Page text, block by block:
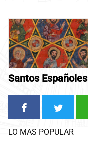
Santos Españoles
LO MAS POPULAR